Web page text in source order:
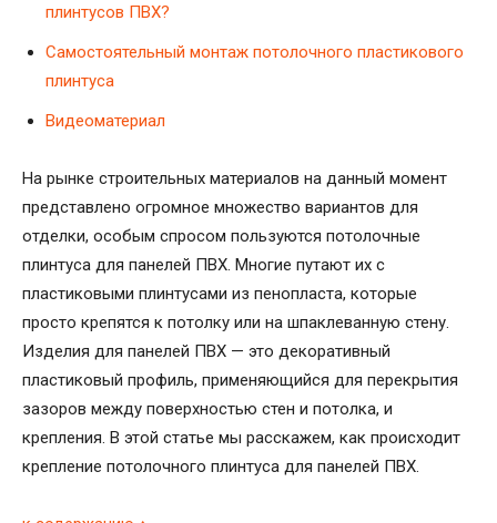
плинтусов ПВХ?
Самостоятельный монтаж потолочного пластикового
плинтуса
Видеоматериал
На рынке строительных материалов на данный момент
представлено огромное множество вариантов для
отделки, особым спросом пользуются потолочные
плинтуса для панелей ПВХ. Многие путают их с
пластиковыми плинтусами из пенопласта, которые
просто крепятся к потолку или на шпаклеванную стену.
Изделия для панелей ПВХ — это декоративный
пластиковый профиль, применяющийся для перекрытия
зазоров между поверхностью стен и потолка, и
крепления. В этой статье мы расскажем, как происходит
крепление потолочного плинтуса для панелей ПВХ.